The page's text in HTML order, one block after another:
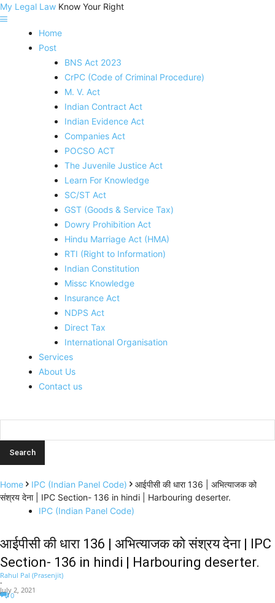
My Legal Law Know Your Right
Home
Post
BNS Act 2023
CrPC (Code of Criminal Procedure)
M. V. Act
Indian Contract Act
Indian Evidence Act
Companies Act
POCSO ACT
The Juvenile Justice Act
Learn For Knowledge
SC/ST Act
GST (Goods & Service Tax)
Dowry Prohibition Act
Hindu Marriage Act (HMA)
RTI (Right to Information)
Indian Constitution
Missc Knowledge
Insurance Act
NDPS Act
Direct Tax
International Organisation
Services
About Us
Contact us
Home IPC (Indian Panel Code)
आईपीसी की धारा 136 | अभित्याजक को
संश्रय देना | IPC Section- 136 in hindi | Harbouring deserter.
IPC (Indian Panel Code)
आईपीसी की धारा 136 | अभित्याजक को संश्रय देना | IPC
Section- 136 in hindi | Harbouring deserter.
Rahul Pal (Prasenjit)
-
July 2, 2021
0